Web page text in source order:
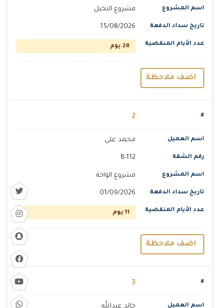
مشروع النخيل
15/08/2026
28 يوم
اضف ملاحظة
2
محمد علي
B-112
مشروع الواحة
01/09/2026
11 يوم
اضف ملاحظة
3
خالد عبدالله